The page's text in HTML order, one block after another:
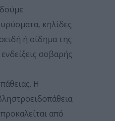
κηλίδες
ή οίδημα της
σοβαρής
Η
από